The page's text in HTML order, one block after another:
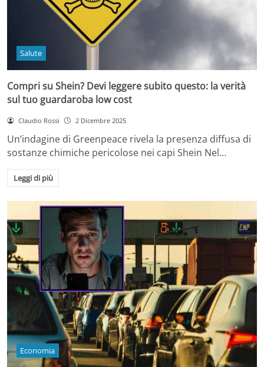
Salute
Compri su Shein? Devi leggere subito questo: la verità
sul tuo guardaroba low cost
Claudio Rossi 2 Dicembre 2025
Un’indagine di Greenpeace rivela la presenza diffusa di
sostanze chimiche pericolose nei capi Shein Nel…
Leggi di più
Economia